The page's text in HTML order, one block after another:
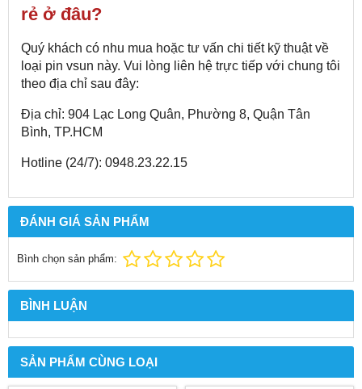
rẻ ở đâu?
Quý khách có nhu mua hoặc tư vấn chi tiết kỹ thuật về
loại pin vsun này. Vui lòng liên hệ trực tiếp với chung tôi
theo địa chỉ sau đây:
Địa chỉ: 904 Lạc Long Quân, Phường 8, Quận Tân
Bình, TP.HCM
Hotline (24/7): 0948.23.22.15
ĐÁNH GIÁ SẢN PHẨM
Bình chọn sản phẩm:
BÌNH LUẬN
SẢN PHẨM CÙNG LOẠI